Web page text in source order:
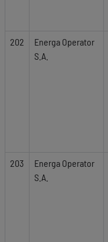
202
Energa Operator
S.A.
203
Energa Operator
S.A.